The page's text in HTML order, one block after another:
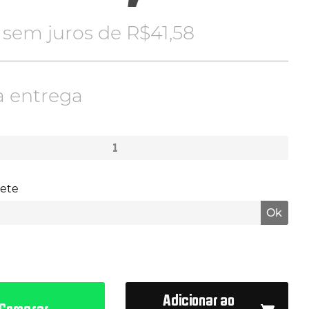
sem juros de R$41,58
entrega
Ok
Adicionar ao